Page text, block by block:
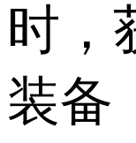
时，
装备